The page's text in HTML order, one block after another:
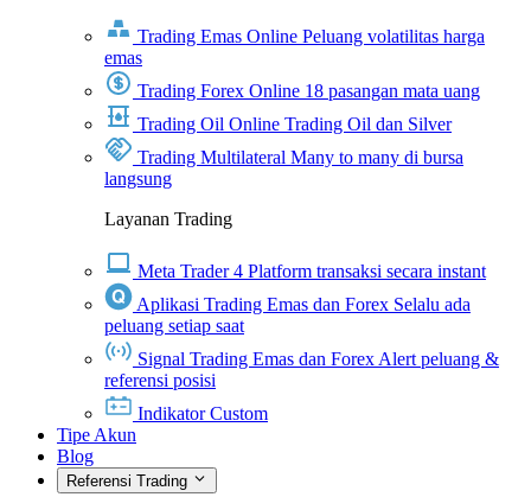
Trading Emas Online Peluang volatilitas harga
emas
Trading Forex Online 18 pasangan mata uang
Trading Oil Online Trading Oil dan Silver
Trading Multilateral Many to many di bursa
langsung
Layanan Trading
Meta Trader 4 Platform transaksi secara instant
Aplikasi Trading Emas dan Forex Selalu ada
peluang setiap saat
Signal Trading Emas dan Forex Alert peluang &
referensi posisi
Indikator Custom
Tipe Akun
Blog
Referensi Trading